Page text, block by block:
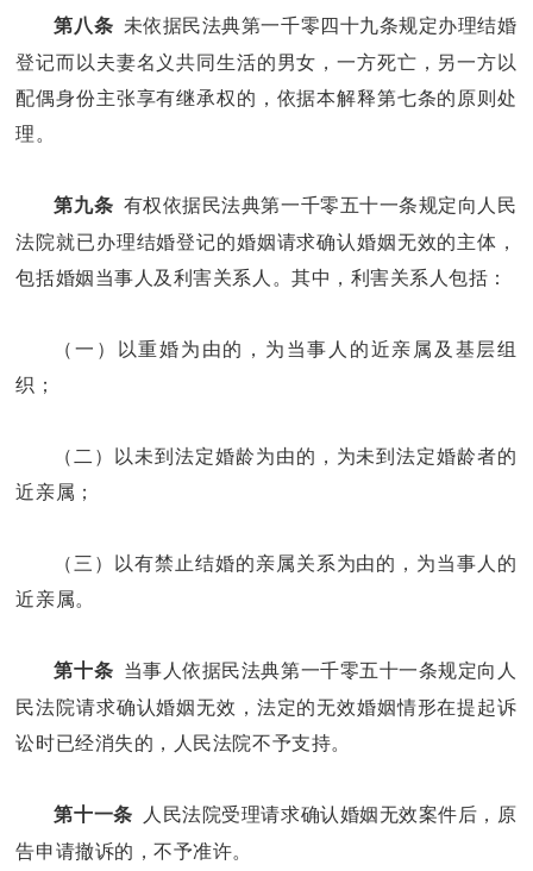
第八条 未依据民法典第一千零四十九条规定办理结婚
登记而以夫妻名义共同生活的男女，一方死亡，另一方以
配偶身份主张享有继承权的，依据本解释第七条的原则处
理。
第九条 有权依据民法典第一千零五十一条规定向人民
法院就已办理结婚登记的婚姻请求确认婚姻无效的主体，
包括婚姻当事人及利害关系人。其中，利害关系人包括：
（一）以重婚为由的，为当事人的近亲属及基层组
织；
（二）以未到法定婚龄为由的，为未到法定婚龄者的
近亲属；
（三）以有禁止结婚的亲属关系为由的，为当事人的
近亲属。
第十条 当事人依据民法典第一千零五十一条规定向人
民法院请求确认婚姻无效，法定的无效婚姻情形在提起诉
讼时已经消失的，人民法院不予支持。
第十一条
人民法院受理请求确认婚姻无效案件后，原
告申请撤诉的，不予准许。